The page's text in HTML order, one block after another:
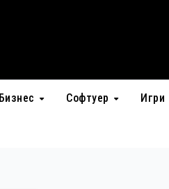
Бизнес Софтуер Игри